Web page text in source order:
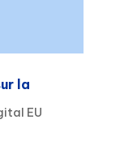
la
EU